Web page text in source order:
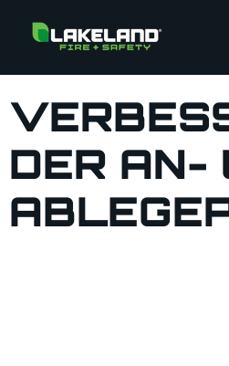
DER AN-